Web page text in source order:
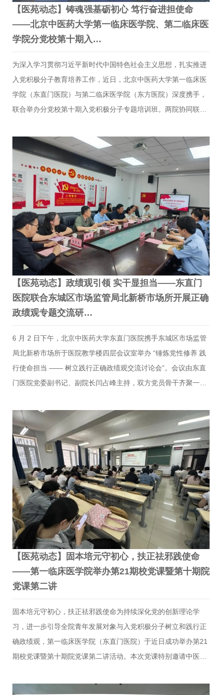
【医苑动态】铸魂强基砺初心 笃行奋进担使命
——北京中医药大学第一临床医学院、第二临床医
学院分党校第十期入…
为深入学习贯彻习近平新时代中国特色社会主义思想，扎实推进
入党积极分子教育培养工作，近日，北京中医药大学第一临床医
学院（东直门医院）与第二临床医学院（东方医院）深度携手，
联合举办分党校第十期入党积极分子专题培训班。两院协同联
性教育会。东直门医院党委书记刘金民，党委副书记刘子旺，党
委副书记、副院长闫占峰，东方医院党委副书记曹俊岭、党委组
织部部长孙银屏，东直门医院党委组织部副部长安然、教育处副
处长杨芳出席会议。培训特邀中共中央党校（国家行政学院）张
晓燕教授作专题授课。会议由东直门医院党委组织部部长艾娟娟
主持。本次培训创新采用“主会场+多分会场”线上线下融合模式，
在东直门医院东城院区设立主会场，同步开通通州院区、东方医
院、和…
【医苑动态】政绩观引领 实干显担当——东直门
医院联合东城区市场监管局北新桥市场所开展正确
政绩观专题交流研…
6 月 2 日下午，北京中医药大学东直门医院携手东城区市场监管
局北新桥市场所于医院教学楼四层会议室举办 “锤炼党性修养 践
行使命担当 —— 树立践行正确政绩观交流讨论会”。会议由东直
门医院党委副书记、副院长闫占峰主持，双方党员骨干齐聚一
以厘清“政绩为谁而树、树什么样的政绩、靠什么树政绩” 核心命
题为导向，搭建医企监管跨领域交流平台，推动党建工作与民生
服务深度融合。交流发言环节，来自两家单位的党员代表依次分
享心得。东直门医院党委委员、教育处处长刘伟敬，副处长杨
芳、护理部副主任（主持工作）刘焱、资源培训中心主任唐雪
春、医务处副处长马薇、对外合作处副处长郝学增、校友会办公
室副主任（主持工作）李文杰等多名干部立足临床诊疗、医学人
才培养、…
【医苑动态】固本培元守初心，扶正祛邪践使命
——第一临床医学院举办第21期校党课暨第十期院
党课第二讲
固本培元守初心，扶正祛邪践使命为持续深化党的创新理论学
习，进一步引导全院青年发展对象与入党积极分子树立和践行正
确政绩观，第一临床医学院（东直门医院）于近日成功举办第21
期校党课暨第十期院党课第二讲活动。本次党课特别邀请中医学
课采用“主会场+视频分会场”的形式，实现通州、良乡等多院区同